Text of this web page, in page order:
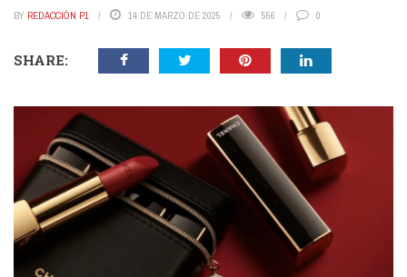
BY REDACCIÓN P1 14 DE MARZO DE 2025 556 0
SHARE: